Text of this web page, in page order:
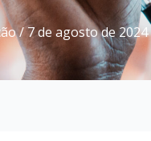
/7 de agosto de 2024